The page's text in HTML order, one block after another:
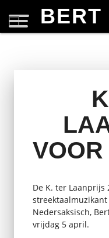
BERT
De K. ter Laanprijs
Nedersaksisch,
vrijdag 5 april.